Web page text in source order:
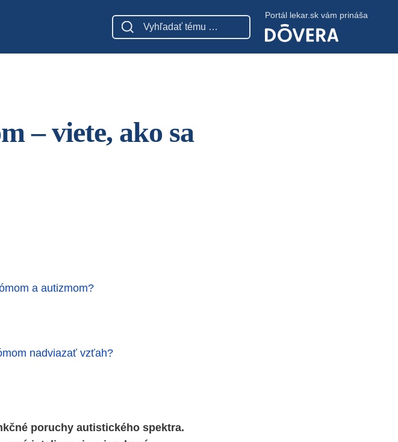
Portál lekar.sk vám prináša
– viete, ako sa
a autizmom?
nadviazať vzťah?
poruchy autistického spektra.